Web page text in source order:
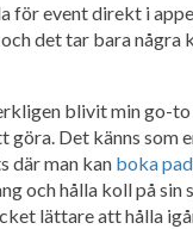
för event direkt i
det tar bara några
blivit min go-
göra. Det känns som
där man kan boka
och hålla koll på sin
lättare att hålla